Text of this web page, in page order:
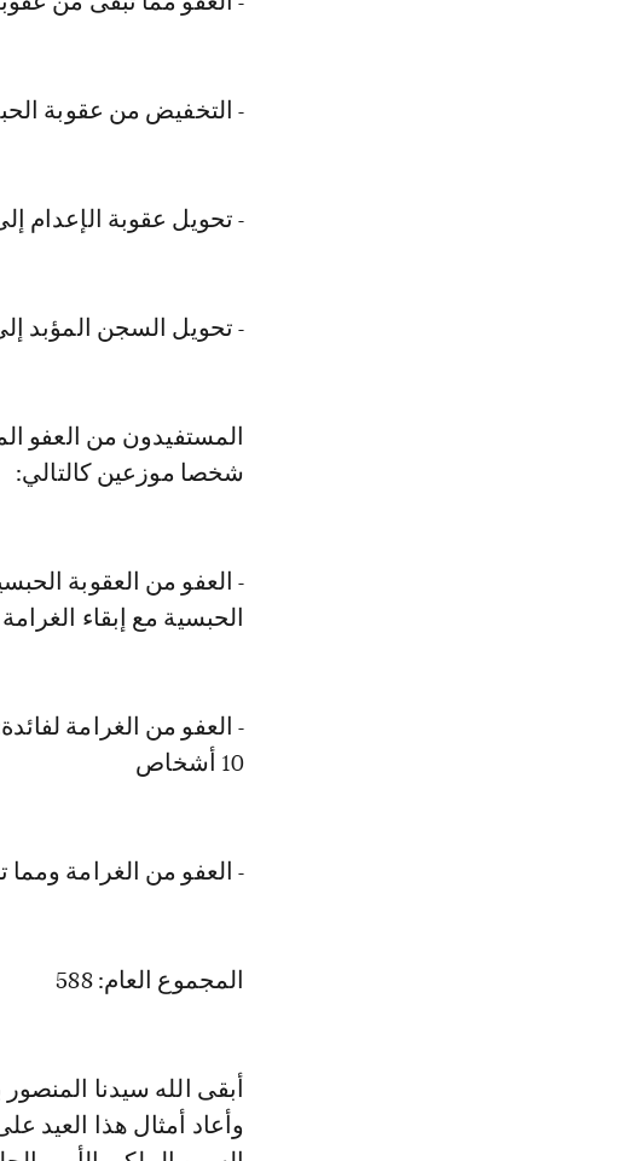
- التخفيض من عقوبة الحبس
- تحويل عقوبة الإعدام إلى
- تحويل السجن المؤبد إلى
شخصا موزعين كالتالي:
الحبسية مع إبقاء الغرامة
10 أشخاص
- العفو من الغرامة ومما تبقى
المجموع العام: 588
أبقى الله سيدنا المنصور
وأعاد أمثال هذا العيد